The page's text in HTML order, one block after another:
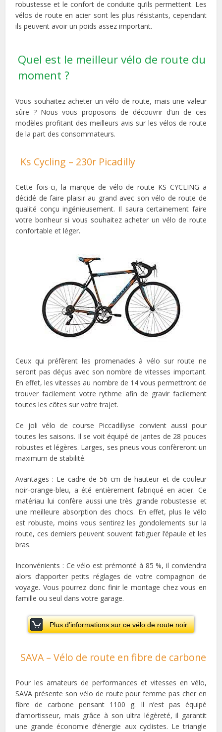
robustesse et le confort de conduite qu’ils permettent. Les
vélos de route en acier sont les plus résistants, cependant
ils peuvent avoir un poids assez important.
Quel est le meilleur vélo de route du
moment ?
Vous souhaitez acheter un vélo de route, mais une valeur
sûre ? Nous vous proposons de découvrir d’un de ces
modèles profitant des meilleurs avis sur les vélos de route
de la part des consommateurs.
Ks Cycling – 230r Picadilly
Cette fois-ci, la marque de vélo de route KS CYCLING a
décidé de faire plaisir au grand avec son vélo de route de
qualité conçu ingénieusement. Il saura certainement faire
votre bonheur si vous souhaitez acheter un vélo de route
confortable et léger.
Ceux qui préfèrent les promenades à vélo sur route ne
seront pas déçus avec son nombre de vitesses important.
En effet, les vitesses au nombre de 14 vous permettront de
trouver facilement votre rythme afin de gravir facilement
toutes les côtes sur votre trajet.
Ce joli vélo de course Piccadillyse convient aussi pour
toutes les saisons. Il se voit équipé de jantes de 28 pouces
robustes et légères. Larges, ses pneus vous confèreront un
maximum de stabilité.
Avantages : Le cadre de 56 cm de hauteur et de couleur
noir-orange-bleu, a été entièrement fabriqué en acier. Ce
matériau lui confère aussi une très grande robustesse et
une meilleure absorption des chocs. En effet, plus le vélo
est robuste, moins vous sentirez les gondolements sur la
route, ces derniers peuvent souvent fatiguer l’épaule et les
bras.
Inconvénients : Ce vélo est prémonté à 85 %, il conviendra
alors d’apporter petits réglages de votre compagnon de
voyage. Vous pourrez donc finir le montage chez vous en
famille ou seul dans votre garage.
Plus d’informations sur ce vélo de route noir
SAVA – Vélo de route en fibre de carbone
Pour les amateurs de performances et vitesses en vélo,
SAVA présente son vélo de route pour femme pas cher en
fibre de carbone pensant 1100 g. Il n’est pas équipé
d’amortisseur, mais grâce à son ultra légèreté, il garantit
une grande économie d’énergie aux cyclistes. Le triangle